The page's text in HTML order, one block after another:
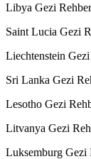
Libya Gezi
Saint Lucia Gezi
Liechtenstein
Sri Lanka Gezi
Lesotho Gezi
Litvanya Gezi
Luksemburg Gezi